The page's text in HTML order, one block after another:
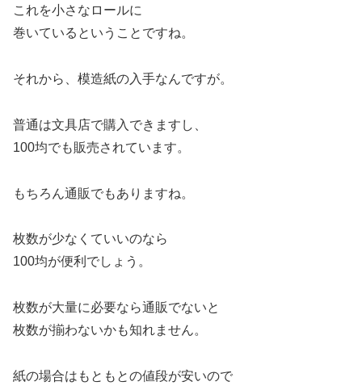
これを小さなロールに
巻いているということですね。
それから、模造紙の入手なんですが。
普通は文具店で購入できますし、
100均でも販売されています。
もちろん通販でもありますね。
枚数が少なくていいのなら
100均が便利でしょう。
枚数が大量に必要なら通販でないと
枚数が揃わないかも知れません。
紙の場合はもともとの値段が安いので